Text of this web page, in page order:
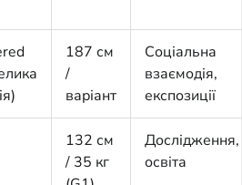
187 см
/
варіант
Соціальна
взаємодія,
експозиції
132 см
/ 35 кг
Дослідження,
освіта